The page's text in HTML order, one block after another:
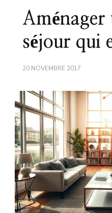
Aménager
séjour qui
20 NOVEMBRE 2017